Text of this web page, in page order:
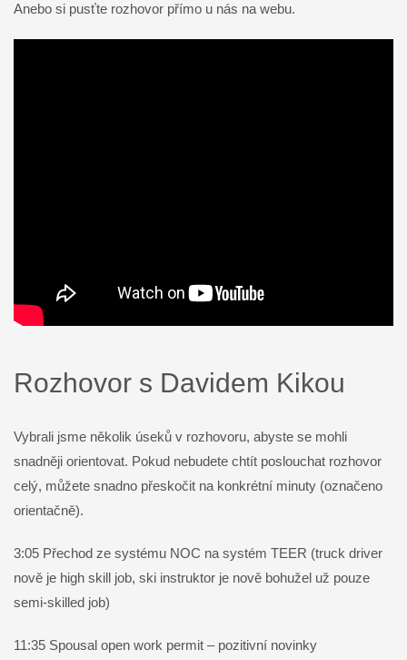
Anebo si pusťte rozhovor přímo u nás na webu.
Rozhovor s Davidem Kikou
Vybrali jsme několik úseků v rozhovoru, abyste se mohli
snadněji orientovat. Pokud nebudete chtít poslouchat rozhovor
celý, můžete snadno přeskočit na konkrétní minuty (označeno
orientačně).
3:05 Přechod ze systému NOC na systém TEER (truck driver
nově je high skill job, ski instruktor je nově bohužel už pouze
semi-skilled job)
11:35 Spousal open work permit – pozitivní novinky